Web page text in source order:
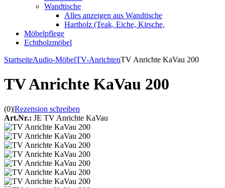
Wandtische
Alles anzeigen aus Wandtische
Hartholz (Teak, Eiche, Kirsche,
Möbelpflege
Echtholzmöbel
StartseiteAudio-MöbelTV-AnrichtenTV Anrichte KaVau 200
TV Anrichte KaVau 200
(0)|Rezension schreiben
Art.Nr.: JE TV Anrichte KaVau